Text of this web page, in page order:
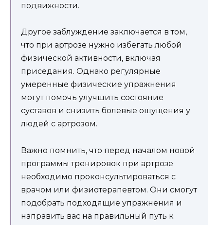
подвижности.
Другое заблуждение заключается в том,
что при артрозе нужно избегать любой
физической активности, включая
приседания. Однако регулярные
умеренные физические упражнения
могут помочь улучшить состояние
суставов и снизить болевые ощущения у
людей с артрозом.
Важно помнить, что перед началом новой
программы тренировок при артрозе
необходимо проконсультироваться с
врачом или физиотерапевтом. Они смогут
подобрать подходящие упражнения и
направить вас на правильный путь к